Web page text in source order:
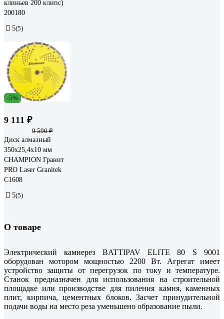
клиньев 200 клипс)
200180
5(5)
-5%
9 111 ₽
9 590 ₽
Диск алмазный
350х25,4х10 мм
CHAMPION Гранит
PRO Laser Granitek
C1608
5(5)
О товаре
Электрический камнерез BATTIPAV ELITE 80 S 9001
оборудован мотором мощностью 2200 Вт. Агрегат имеет
устройство защиты от перегрузок по току и температуре.
Станок предназначен для использования на строительной
площадке или производстве для пиления камня, каменных
плит, кирпича, цементных блоков. Засчет принудительной
подачи воды на место реза уменьшено образование пыли.